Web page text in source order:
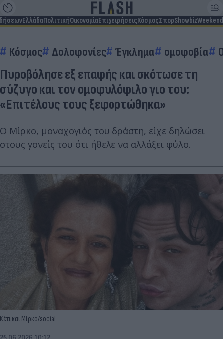
ΕλλάδαΠολιτικήΟικονομίαΕπιχειρήσειςΚόσμοςΣπορShowbizWeekend
Κόσμος Δολοφονίες Έγκλημα ομοφοβία
Πυροβόλησε εξ επαφής και σκότωσε τη
σύζυγο και τον ομοφυλόφιλο γιο του:
«Επιτέλους τους ξεφορτώθηκα»
Ο Μίρκο, μοναχογιός του δράστη, είχε δηλώσει
στους γονείς του ότι ήθελε να αλλάξει φύλο.
Κέτι και Μίρκο/social